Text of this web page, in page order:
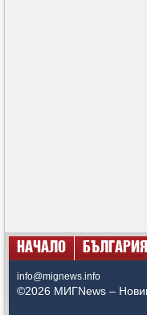
НАЧАЛО БЪЛГАРИЯ
info@mignews.info
©2026 МИГNews –